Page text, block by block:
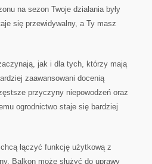
na sezon Twoje działania były
się przewidywalny, a Ty masz
jak i dla tych, którzy mają
zaawansowani docenią
przyczyny niepowodzeń oraz
ogrodnictwo staje się bardziej
łączyć funkcję użytkową z
Balkon może służyć do uprawy